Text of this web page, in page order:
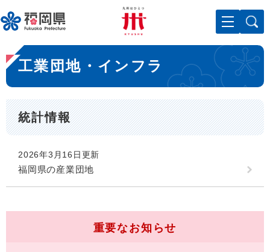
ー
ジ
先
頭
で
。
メニューを飛ばして本文へ
本
文
工業団地・インフラ
統計情報
2026年3月16日更新
福岡県の産業団地
重要なお知らせ